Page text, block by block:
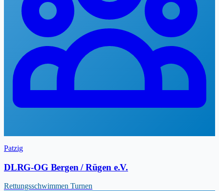
Patzig
DLRG-OG Bergen / Rügen e.V.
Rettungsschwimmen Turnen